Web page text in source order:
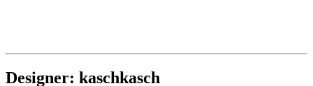
Designer: kaschkasch